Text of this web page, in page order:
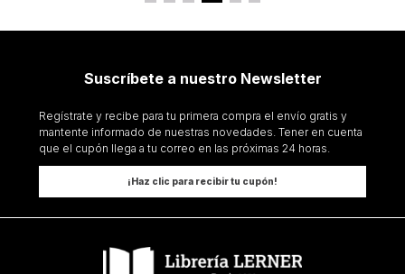
Suscríbete a nuestro Newsletter
Regístrate y recibe para tu primera compra el envío gratis y
mantente informado de nuestras novedades. Tener en cuenta
que el cupón llega a tu correo en las próximas 24 horas.
¡Haz clic para recibir tu cupón!